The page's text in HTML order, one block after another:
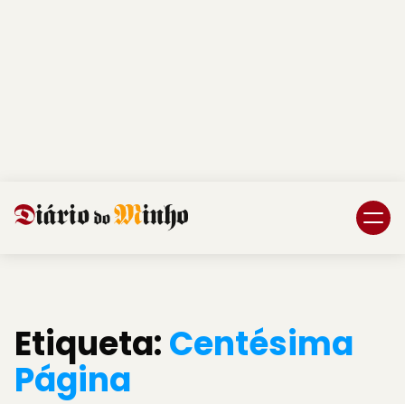
Etiqueta:Centésima
Página